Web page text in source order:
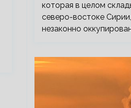
которая в целом
северо-востоке
незаконно